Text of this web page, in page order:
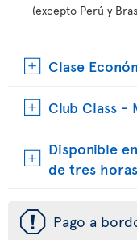
(excepto Perú y
Clase
Club Class -
Disponible
de tres horas
ü Pago a